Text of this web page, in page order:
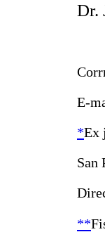
Dr.
E-
*Ex
San
**